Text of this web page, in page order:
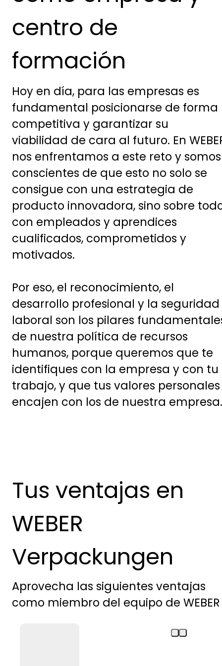
centro de
formación
Hoy en día, para las empresas es
fundamental posicionarse de forma
competitiva y garantizar su
viabilidad de cara al futuro. En
nos enfrentamos a este reto y somos
conscientes de que esto no solo se
consigue con una estrategia de
producto innovadora, sino sobre
con empleados y aprendices
cualificados, comprometidos y
motivados.
Por eso, el reconocimiento, el
desarrollo profesional y la seguridad
laboral son los pilares
de nuestra política de recursos
humanos, porque queremos que te
identifiques con la empresa y con tu
trabajo, y que tus valores personales
encajen con los de nuestra empresa.
Tus ventajas en
WEBER
Verpackungen
Aprovecha las siguientes ventajas
como miembro del equipo de WEBER